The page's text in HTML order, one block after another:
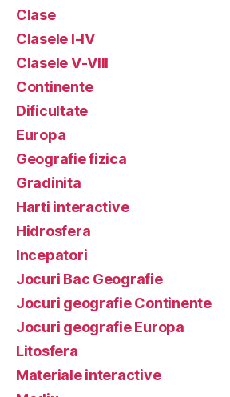
Clase
Clasele I-IV
Clasele V-VIII
Continente
Dificultate
Europa
Geografie fizica
Gradinita
Harti interactive
Hidrosfera
Incepatori
Jocuri Bac Geografie
Jocuri geografie Continente
Jocuri geografie Europa
Litosfera
Materiale interactive